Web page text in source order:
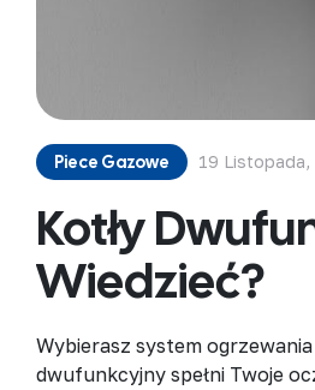
Piece Gazowe 19 Listopada,
Kotły
Wiedzieć?
Wybierasz system
dwufunkcyjny spełni Twoje